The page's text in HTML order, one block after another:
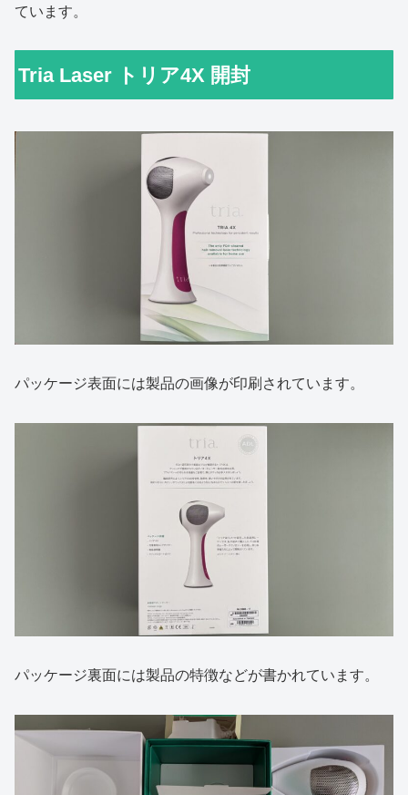
ています。
Tria Laser トリア4X 開封
パッケージ表面には製品の画像が印刷されています。
パッケージ裏面には製品の特徴などが書かれています。